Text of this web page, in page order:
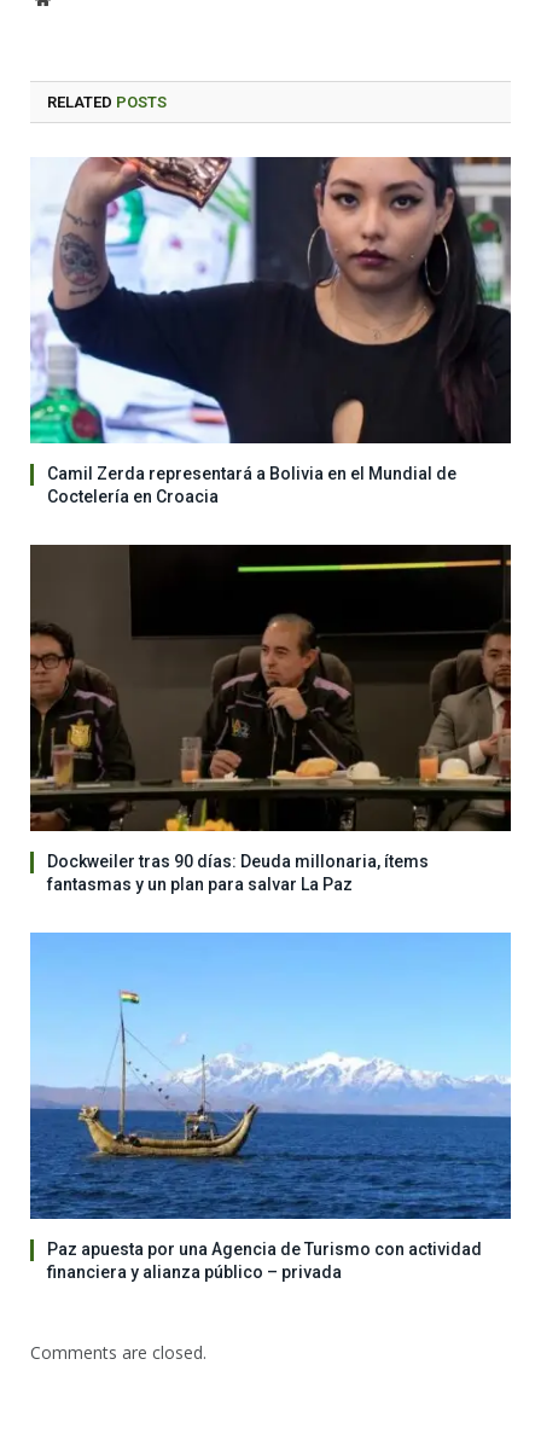
RELATED POSTS
Camil Zerda representará a Bolivia en el Mundial de
Coctelería en Croacia
Dockweiler tras 90 días: Deuda millonaria, ítems
fantasmas y un plan para salvar La Paz
Paz apuesta por una Agencia de Turismo con actividad
financiera y alianza público – privada
Comments are closed.